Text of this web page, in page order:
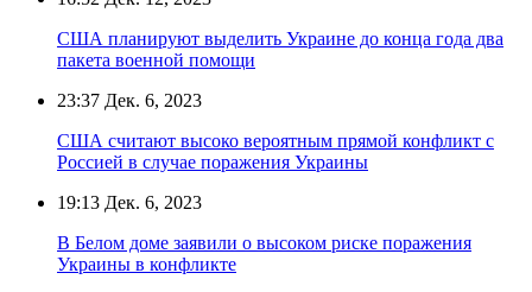
США планируют выделить Украине до конца года два
пакета военной помощи
23:37 Дек. 6, 2023
США считают высоко вероятным прямой конфликт с
Россией в случае поражения Украины
19:13 Дек. 6, 2023
В Белом доме заявили о высоком риске поражения
Украины в конфликте